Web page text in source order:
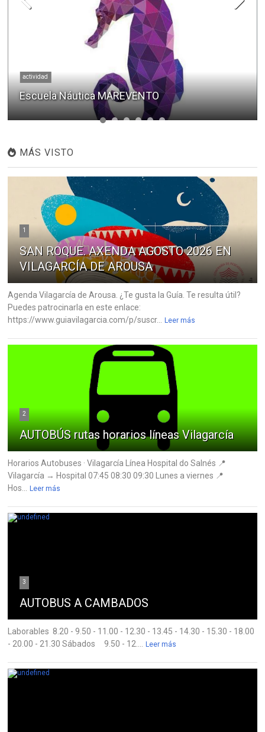
actividad
Escuela Náutica MAREVENTO
MÁS VISTO
1
SAN ROQUE. AXENDA AGOSTO 2026 EN
VILAGARCÍA DE AROUSA
Agenda Vilagarcía de Arousa. ¿Te gusta la Guía. Te resulta útil?
Puedes patrocinarla en este enlace:
https://www.guiavilagarcia.com/p/suscr...
Leer más
2
AUTOBÚS rutas horarios líneas Vilagarcía
Horarios Autobuses · Vilagarcía Línea Hospital do Salnés 📍
Vilagarcía → Hospital 07:45 08:30 09:30 Lunes a viernes 📍
Hos...
Leer más
3
AUTOBUS A CAMBADOS
Laborables 8.20 - 9.50 - 11.00 - 12.30 - 13.45 - 14.30 - 15.30 - 18.00
- 20.00 - 21.30 Sábados 9.50 - 12....
Leer más